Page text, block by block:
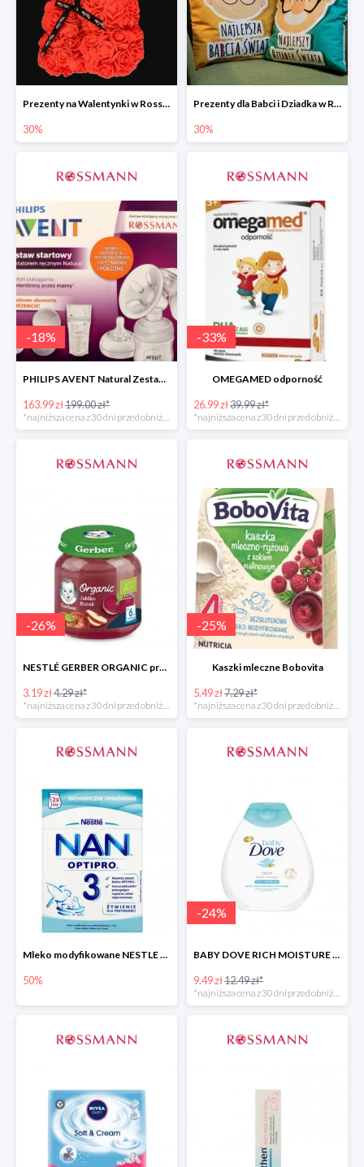
Prezenty na Walentynki w Rossmannie do -30%
30%
Prezenty dla Babci i Dziadka w Rossmannie do -30%
30%
-18%
PHILIPS AVENT Natural Zestaw Startowy
163.99 zł199.00 zł*
*najniższa cena z 30 dni przed obniżką
-33%
OMEGAMED odporność
26.99 zł39.99 zł*
*najniższa cena z 30 dni przed obniżką
-26%
NESTLÉ GERBER ORGANIC przeciery i deserki owocowe
3.19 zł4.29 zł*
-25%
Kaszki mleczne Bobovita
5.49 zł7.29 zł*
Mleko modyfikowane NESTLE NAN OPTIPRO 3 -50%
50%
-24%
BABY DOVE RICH MOISTURE balsam nawilżający
9.49 zł12.49 zł*